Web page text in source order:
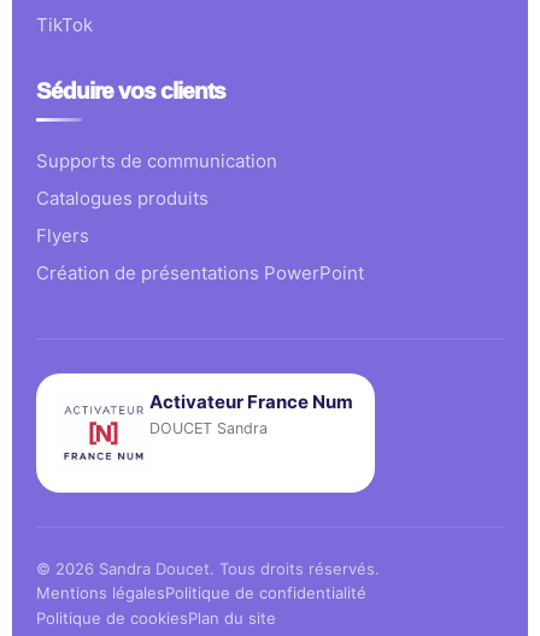
TikTok
Séduire vos clients
Supports de communication
Catalogues produits
Flyers
Création de présentations PowerPoint
Activateur France Num
DOUCET Sandra
© 2026 Sandra Doucet. Tous droits réservés.
Mentions légalesPolitique de confidentialité
Politique de cookiesPlan du site